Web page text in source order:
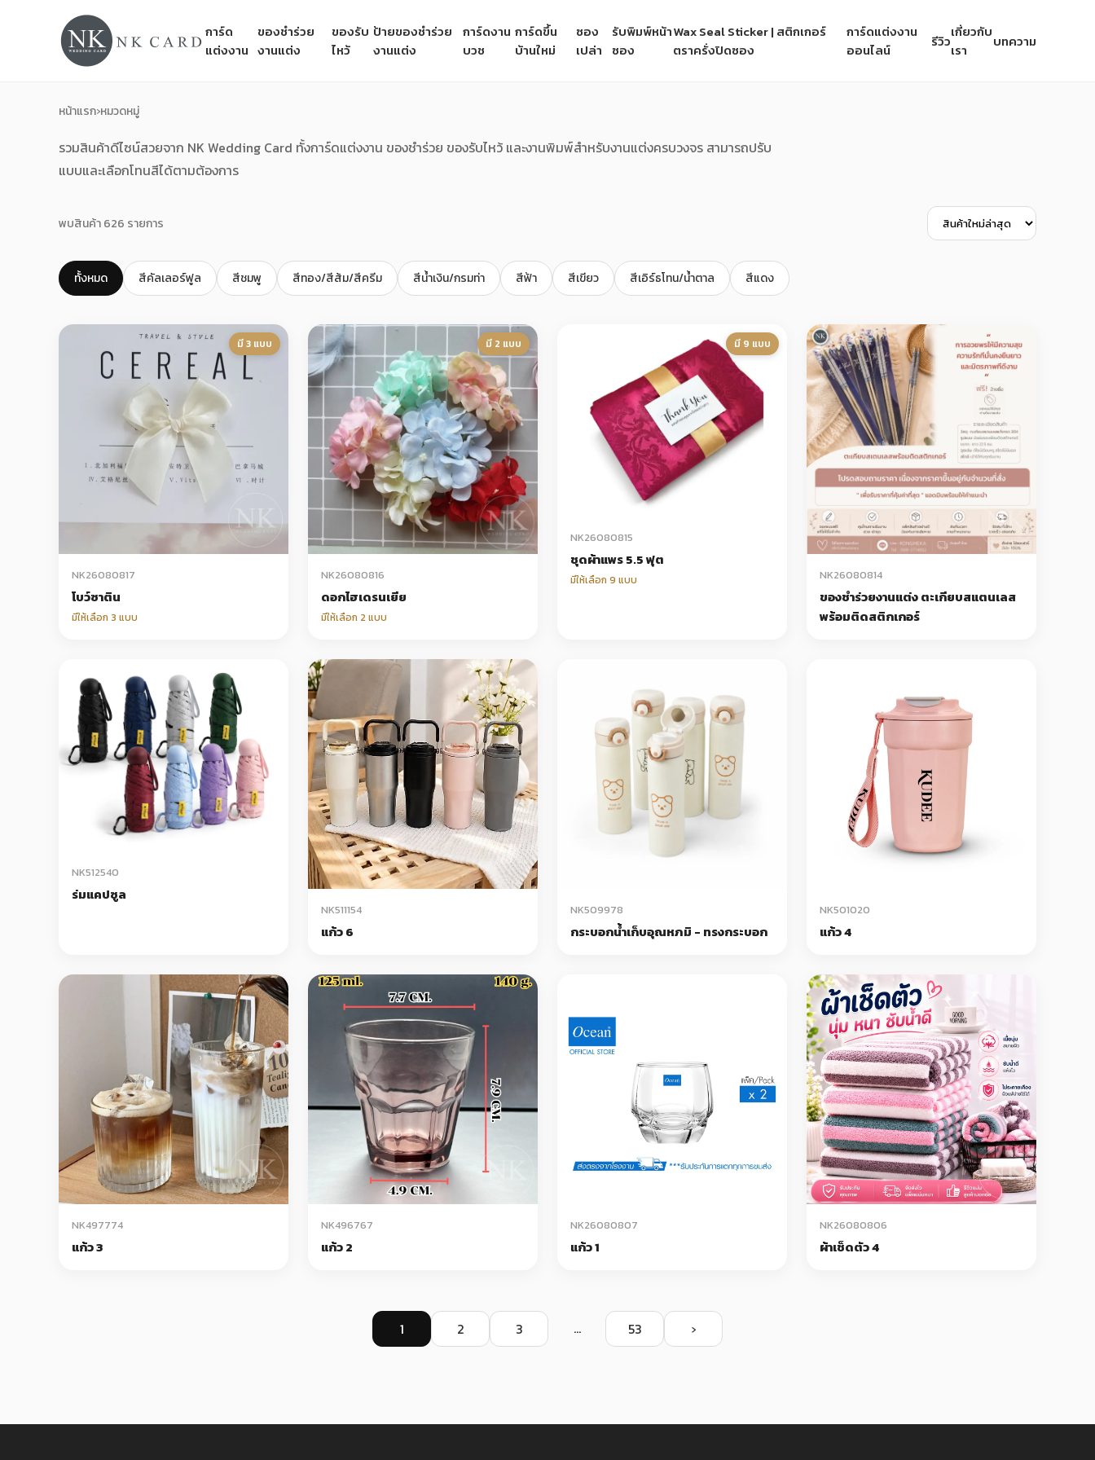
การ์ด
แต่งงาน
ของชำร่วย
งานแต่ง
ของรับ
ไหว้
ป้ายของชำร่วย
งานแต่ง
การ์ดงาน
บวช
การ์ดขึ้น
บ้านใหม่
ซอง
เปล่า
รับพิมพ์หน้า
ซอง
Wax Seal Sticker | สติกเกอร์
ตราครั่งปิดซอง
การ์ดแต่งงาน
ออนไลน์
รีวิวเกี่ยวกับ
เรา
บทความ
หน้าแรก›หมวดหมู่
รวมสินค้าดีไซน์สวยจาก NK Wedding Card ทั้งการ์ดแต่งงาน ของชำร่วย ของรับไหว้ และงานพิมพ์สำหรับงานแต่งครบวงจร สามารถปรับ
แบบและเลือกโทนสีได้ตามต้องการ
พบสินค้า 626 รายการ
ทั้งหมด สีคัลเลอร์ฟูล สีชมพู สีทอง/สีส้ม/สีครีม สีน้ำเงิน/กรมท่า สีฟ้า สีเขียว สีเอิร์ธโทน/น้ำตาล สีแดง
มี 3 แบบ
NK26080817
โบว์ซาติน
มีให้เลือก 3 แบบ
มี 2 แบบ
NK26080816
ดอกไฮเดรนเยีย
มีให้เลือก 2 แบบ
มี 9 แบบ
NK26080815
ชุดผ้าแพร 5.5 ฟุต
มีให้เลือก 9 แบบ NK26080814
ของชำร่วยงานแต่ง ตะเกียบสแตนเลส
พร้อมติดสติกเกอร์
NK512540
ร่มแคปซูล
NK511154
แก้ว 6
NK509978
กระบอกน้ำเก็บอุณหภมิ - ทรงกระบอก
NK501020
แก้ว 4
NK497774
แก้ว 3
NK496767
แก้ว 2
NK26080807
แก้ว 1
NK26080806
ผ้าเช็ดตัว 4
1 2 3 ... 53 ›